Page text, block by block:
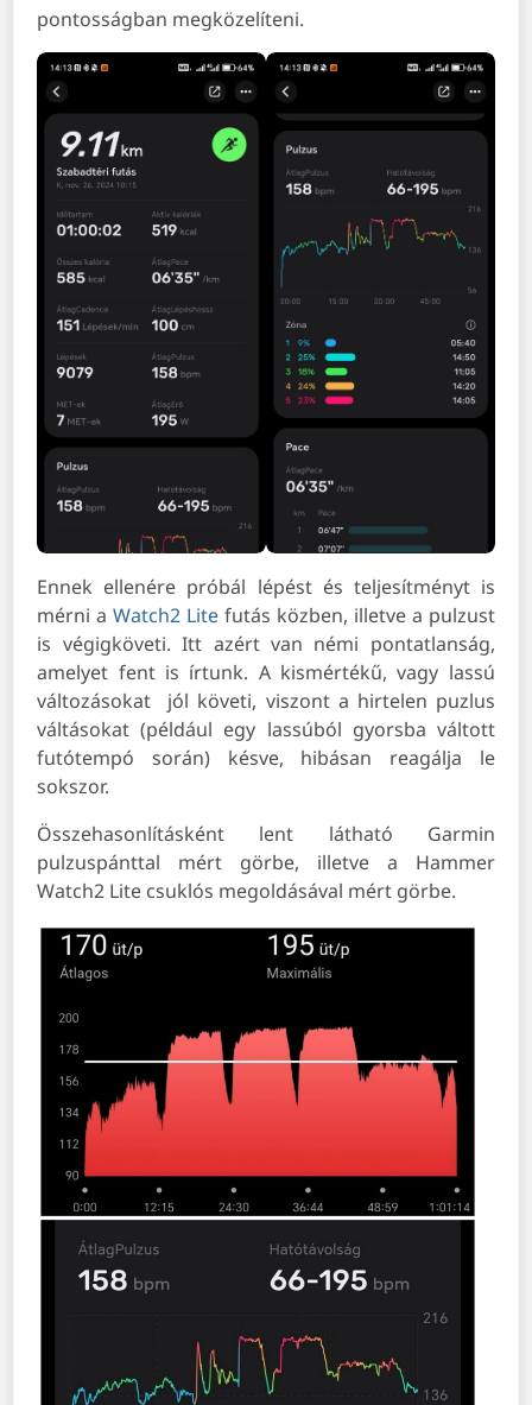
pontosságban megközelíteni.
Ennek ellenére próbál lépést és teljesítményt is
mérni aWatch2 Lite futás közben, illetve a pulzust
is végigköveti. Itt azért van némi pontatlanság,
amelyet fent is írtunk. A kismértékű, vagy lassú
változásokat jól követi, viszont a hirtelen puzlus
váltásokat (például egy lassúból gyorsba váltott
futótempó során) késve, hibásan reagálja le
sokszor.
Összehasonlításként lent látható Garmin
pulzuspánttal mért görbe, illetve a Hammer
Watch2 Lite csuklós megoldásával mért görbe.